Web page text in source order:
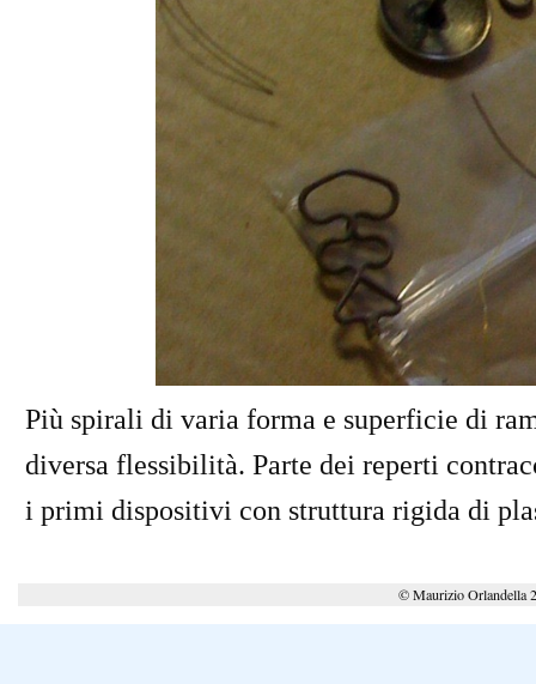
Più spirali di varia forma e superficie di
diversa flessibilità. Parte dei reperti
i primi dispositivi con struttura rigida di
© Maurizio Orlandella